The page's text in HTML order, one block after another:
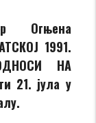
Огњена
1991.
НА
21. јула у